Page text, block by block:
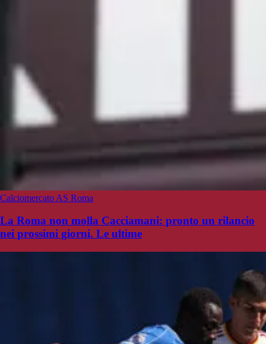
Calciomercato AS Roma
La Roma non molla Cacciamani: pronto un rilancio
nei prossimi giorni. Le ultime